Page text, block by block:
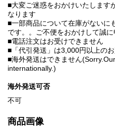
■大変ご迷惑をおかけいたします
なります
■一部商品について在庫がないに
です。。ご不便をおかけして誠
■電話注文はお受けできません
■「代引発送」は3,000円以上の
■海外発送はできません
internationally.)
海外発送可否
不可
商品画像